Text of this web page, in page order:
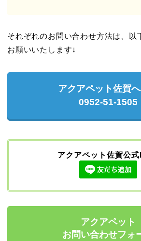
それぞれのお問い合わせ方法は、以
お願いいたします↓
アクアペット佐賀
0952-51-1505
アクアペット佐賀公
アクアペット
お問い合わせフォ